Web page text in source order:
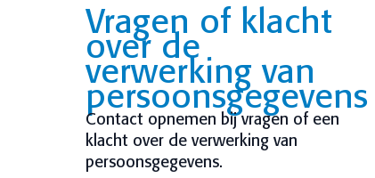
Vragen of klacht
over de
verwerking van
persoonsgegevens
Contact opnemen bij vragen of een
klacht over de verwerking van
persoonsgegevens.